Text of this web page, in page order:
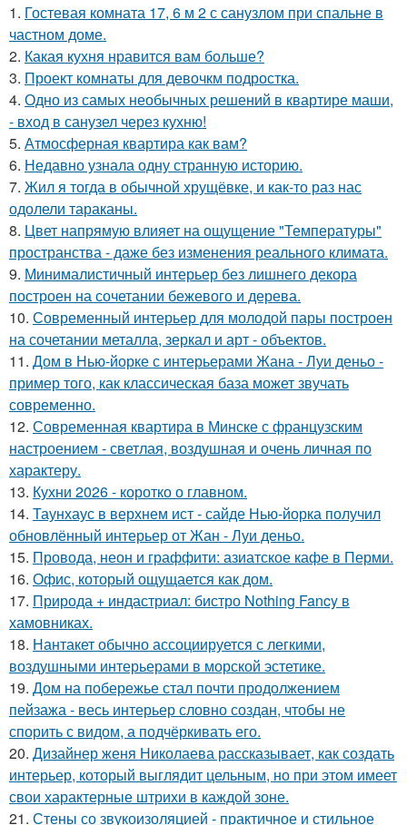
1. Гостевая комната 17, 6 м 2 с санузлом при спальне в
частном доме.
2. Какая кухня нравится вам больше?
3. Проект комнаты для девочкм подростка.
4. Одно из самых необычных решений в квартире маши,
- вход в санузел через кухню!
5. Атмосферная квартира как вам?
6. Недавно узнала одну странную историю.
7. Жил я тогда в обычной хрущёвке, и как-то раз нас
одолели тараканы.
8. Цвет напрямую влияет на ощущение "Температуры"
пространства - даже без изменения реального климата.
9. Минималистичный интерьер без лишнего декора
построен на сочетании бежевого и дерева.
10. Современный интерьер для молодой пары построен
на сочетании металла, зеркал и арт - объектов.
11. Дом в Нью-йорке с интерьерами Жана - Луи деньо -
пример того, как классическая база может звучать
современно.
12. Современная квартира в Минске с французским
настроением - светлая, воздушная и очень личная по
характеру.
13. Кухни 2026 - коротко о главном.
14. Таунхаус в верхнем ист - сайде Нью-йорка получил
обновлённый интерьер от Жан - Луи деньо.
15. Провода, неон и граффити: азиатское кафе в Перми.
16. Офис, который ощущается как дом.
17. Природа + индастриал: бистро Nothing Fancy в
хамовниках.
18. Нантакет обычно ассоциируется с легкими,
воздушными интерьерами в морской эстетике.
19. Дом на побережье стал почти продолжением
пейзажа - весь интерьер словно создан, чтобы не
спорить с видом, а подчёркивать его.
20. Дизайнер женя Николаева рассказывает, как создать
интерьер, который выглядит цельным, но при этом имеет
свои характерные штрихи в каждой зоне.
21. Стены со звукоизоляцией - практичное и стильное